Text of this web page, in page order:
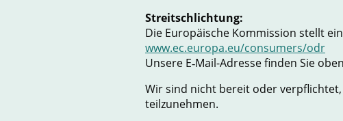
Streitschlichtung:
Die Europäische Kommission stellt
www.ec.europa.eu/consumers/odr
Unsere E‑Mail-Adresse finden Sie
Wir sind nicht bereit oder
teilzunehmen.